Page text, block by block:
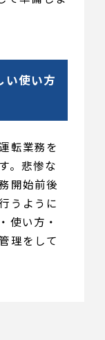
い使い方
転業務を
。悲惨な
開始前後
うように
使い方・
理をして